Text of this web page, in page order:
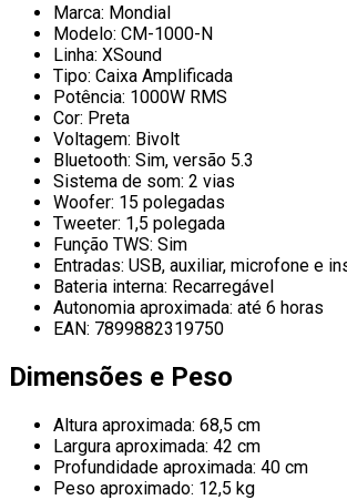
Marca: Mondial
Modelo: CM-1000-N
Linha: XSound
Tipo: Caixa Amplificada
Potência: 1000W RMS
Cor: Preta
Voltagem: Bivolt
Bluetooth: Sim, versão 5.3
Sistema de som: 2 vias
Woofer: 15 polegadas
Tweeter: 1,5 polegada
Função TWS: Sim
Entradas: USB, auxiliar, microfone e
Bateria interna: Recarregável
Autonomia aproximada: até 6 horas
EAN: 7899882319750
Dimensões e Peso
Altura aproximada: 68,5 cm
Largura aproximada: 42 cm
Profundidade aproximada: 40 cm
Peso aproximado: 12,5 kg